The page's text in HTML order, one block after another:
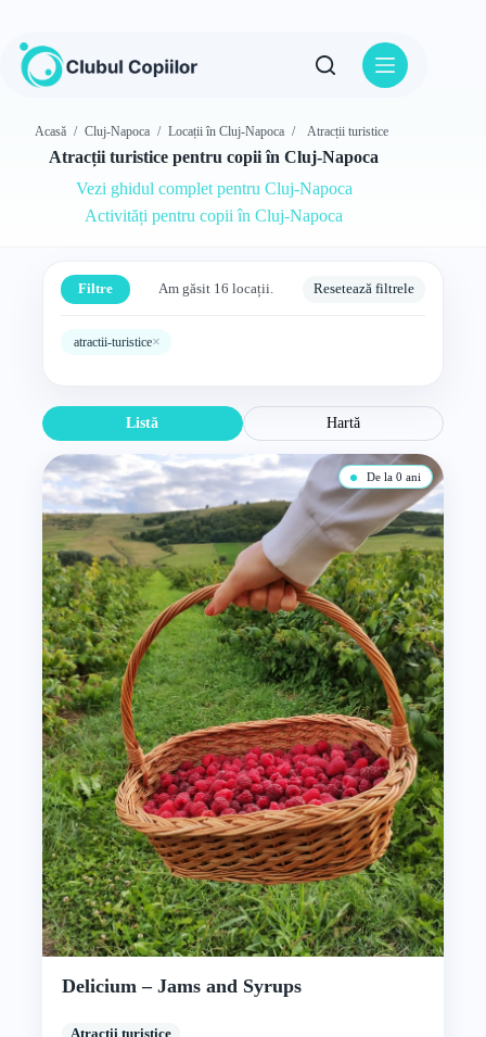
conținut
Acasă / Cluj-Napoca / Locații în Cluj-Napoca / Atracții turistice
Atracții turistice pentru copii în Cluj-Napoca
Vezi ghidul complet pentru Cluj-Napoca
Activități pentru copii în Cluj-Napoca
Filtre Am găsit 16 locații. Resetează filtrele
atractii-turistice×
Listă Hartă
De la 0 ani
Delicium – Jams and Syrups
Atracții turistice